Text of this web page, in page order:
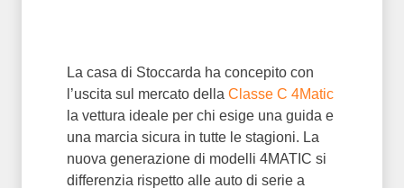
La casa di Stoccarda ha concepito con
l’uscita sul mercato della Classe C 4Matic
la vettura ideale per chi esige una guida e
una marcia sicura in tutte le stagioni. La
nuova generazione di modelli 4MATIC si
differenzia rispetto alle auto di serie a